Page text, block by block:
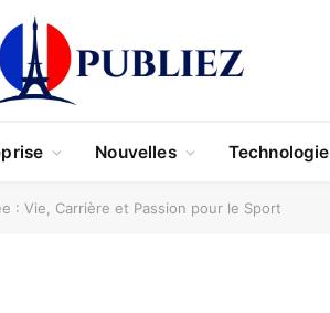
Nouvelles Technologie
: Vie, Carrière et Passion pour le Sport